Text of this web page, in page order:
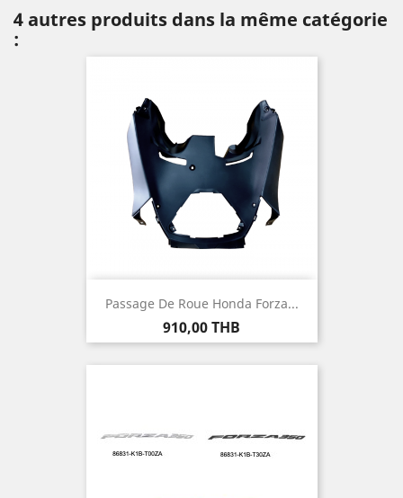
4 autres produits dans la même catégorie
:
Passage De Roue Honda Forza...
Prix
910,00 THB